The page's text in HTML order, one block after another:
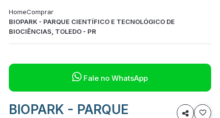
HomeComprar
BIOPARK - PARQUE CIENTÍFICO E TECNOLÓGICO DE
BIOCIÊNCIAS, TOLEDO - PR
 Fale no WhatsApp
BIOPARK - PARQUE
